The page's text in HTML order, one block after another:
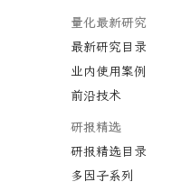
量化最新研究
最新研究目录
业内使用案例
对冲基金巨头布
前沿技术
使用大语言模型
掩盖的坏消息
RD-Agent 革新金
AI自动化工具
研报精选
研报精选目录
多因子系列